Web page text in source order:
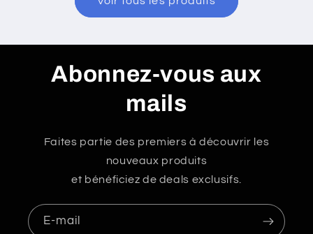
Abonnez-vous aux
mails
Faites partie des premiers à découvrir les
nouveaux produits
et bénéficiez de deals exclusifs.
E-mail